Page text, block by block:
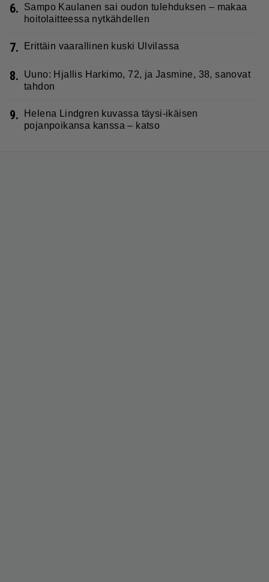
6.
Sampo Kaulanen sai oudon tulehduksen – makaa
hoitolaitteessa nytkähdellen
7. Erittäin vaarallinen kuski Ulvilassa
8.
Uuno: Hjallis Harkimo, 72, ja Jasmine, 38, sanovat
tahdon
9.
Helena Lindgren kuvassa täysi-ikäisen
pojanpoikansa kanssa – katso